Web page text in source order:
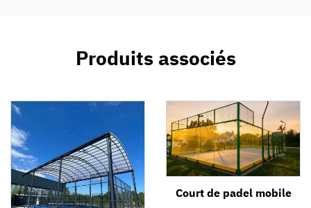
Produits associés
Court de padel mobile